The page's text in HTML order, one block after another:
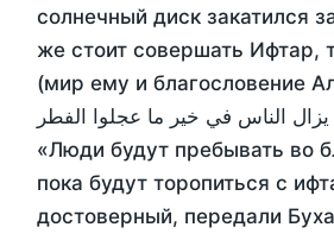
солнечный диск закатился
же стоит совершать Ифтар,
(мир ему и благословение
يزال الناس في خير ما عجلوا الفطر
«Люди будут пребывать во
пока будут торопиться с
достоверный, передали